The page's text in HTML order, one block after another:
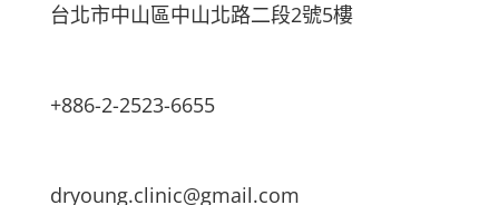
台北市中山區中山北路二段2號5樓
+886-2-2523-6655
dryoung.clinic@gmail.com